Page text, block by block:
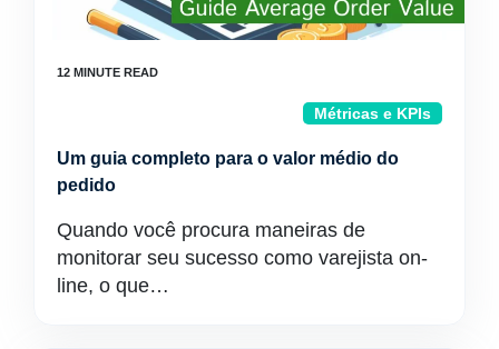
Métricas e KPIs
Um guia completo para o valor médio do
pedido
Quando você procura maneiras de
monitorar seu sucesso como varejista on-
line, o que…